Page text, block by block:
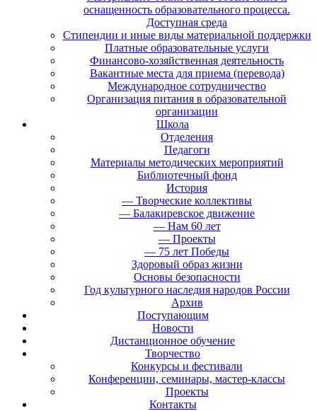
оснащенность образовательного процесса.
Доступная среда
Стипендии и иные виды материальной поддержки
Платные образовательные услуги
Финансово-хозяйственная деятельность
Вакантные места для приема (перевода)
Международное сотрудничество
Организация питания в образовательной
организации
Школа
Отделения
Педагоги
Материалы методических мероприятий
Библиотечный фонд
История
— Творческие коллективы
— Балакиревское движение
— Нам 60 лет
— Проекты
— 75 лет Победы
Здоровый образ жизни
Основы безопасности
Год культурного наследия народов России
Архив
Поступающим
Новости
Дистанционное обучение
Творчество
Конкурсы и фестивали
Конференции, семинары, мастер-классы
Проекты
Контакты